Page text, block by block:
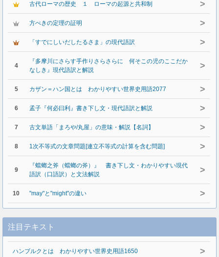
古代ローマの歴史 １ ローマの起源と共和制 >
方べきの定理の証明 >
「すでにしいだしたるさま」の現代語訳 >
4
『多摩川にさらす手作りさらさらに 何そこの児のここだか
なしき』現代語訳と解説
>
5 カザン＝ハン国とは わかりやすい世界史用語2077 >
6 孟子『何必曰利』書き下し文・現代語訳と解説 >
7 古文単語「まろや/丸屋」の意味・解説【名詞】 >
8 1次不等式の文章問題[連立不等式の計算を含む問題] >
9
『蟷螂之斧（蟷螂の斧）』 書き下し文・わかりやすい現代
語訳（口語訳）と文法解説
>
10 "may"と"might"の違い >
注目テキスト
ハンブルクとは わかりやすい世界史用語1650 >